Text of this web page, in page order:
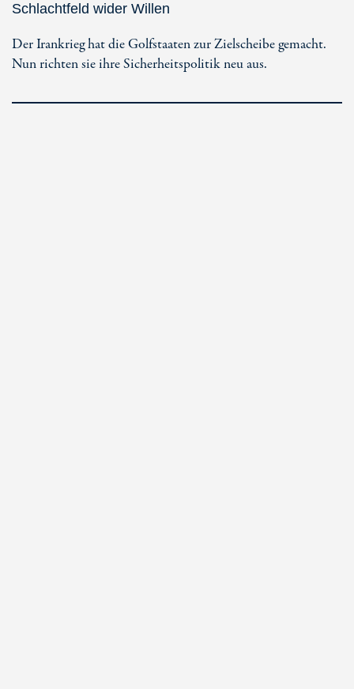
Schlachtfeld wider Willen
Der Irankrieg hat die Golfstaaten zur Zielscheibe gemacht.
Nun richten sie ihre Sicherheitspolitik neu aus.